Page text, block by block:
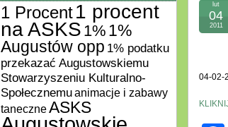
lut
04
2011
04-02-
1 Procent1 procent
na ASKS 1% 1%
Augustów opp 1% podatku
przekazać Augustowskiemu
Stowarzyszeniu Kulturalno-
Społecznemuanimacje i zabawy
taneczneASKS